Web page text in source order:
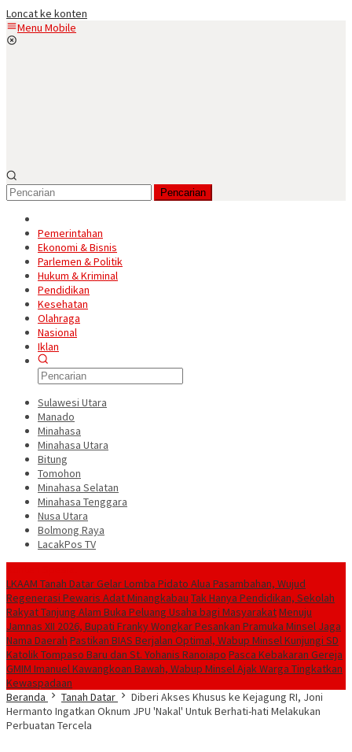
Loncat ke konten
Menu Mobile
Pencarian
Pemerintahan
Ekonomi & Bisnis
Parlemen & Politik
Hukum & Kriminal
Pendidikan
Kesehatan
Olahraga
Nasional
Iklan
Sulawesi Utara
Manado
Minahasa
Minahasa Utara
Bitung
Tomohon
Minahasa Selatan
Minahasa Tenggara
Nusa Utara
Bolmong Raya
LacakPos TV
LKAAM Tanah Datar Gelar Lomba Pidato Alua Pasambahan, Wujud
Regenerasi Pewaris Adat Minangkabau Tak Hanya Pendidikan, Sekolah
Rakyat Tanjung Alam Buka Peluang Usaha bagi MasyarakatMenuju
Jamnas XII 2026, Bupati Franky Wongkar Pesankan Pramuka Minsel Jaga
Nama Daerah Pastikan BIAS Berjalan Optimal, Wabup Minsel Kunjungi SD
Katolik Tompaso Baru dan St. Yohanis Ranoiapo Pasca Kebakaran Gereja
GMIM Imanuel Kawangkoan Bawah, Wabup Minsel Ajak Warga Tingkatkan
Kewaspadaan
Beranda
Tanah Datar
Diberi Akses Khusus ke Kejagung RI, Joni
Hermanto Ingatkan Oknum JPU 'Nakal' Untuk Berhati-hati Melakukan
Perbuatan Tercela